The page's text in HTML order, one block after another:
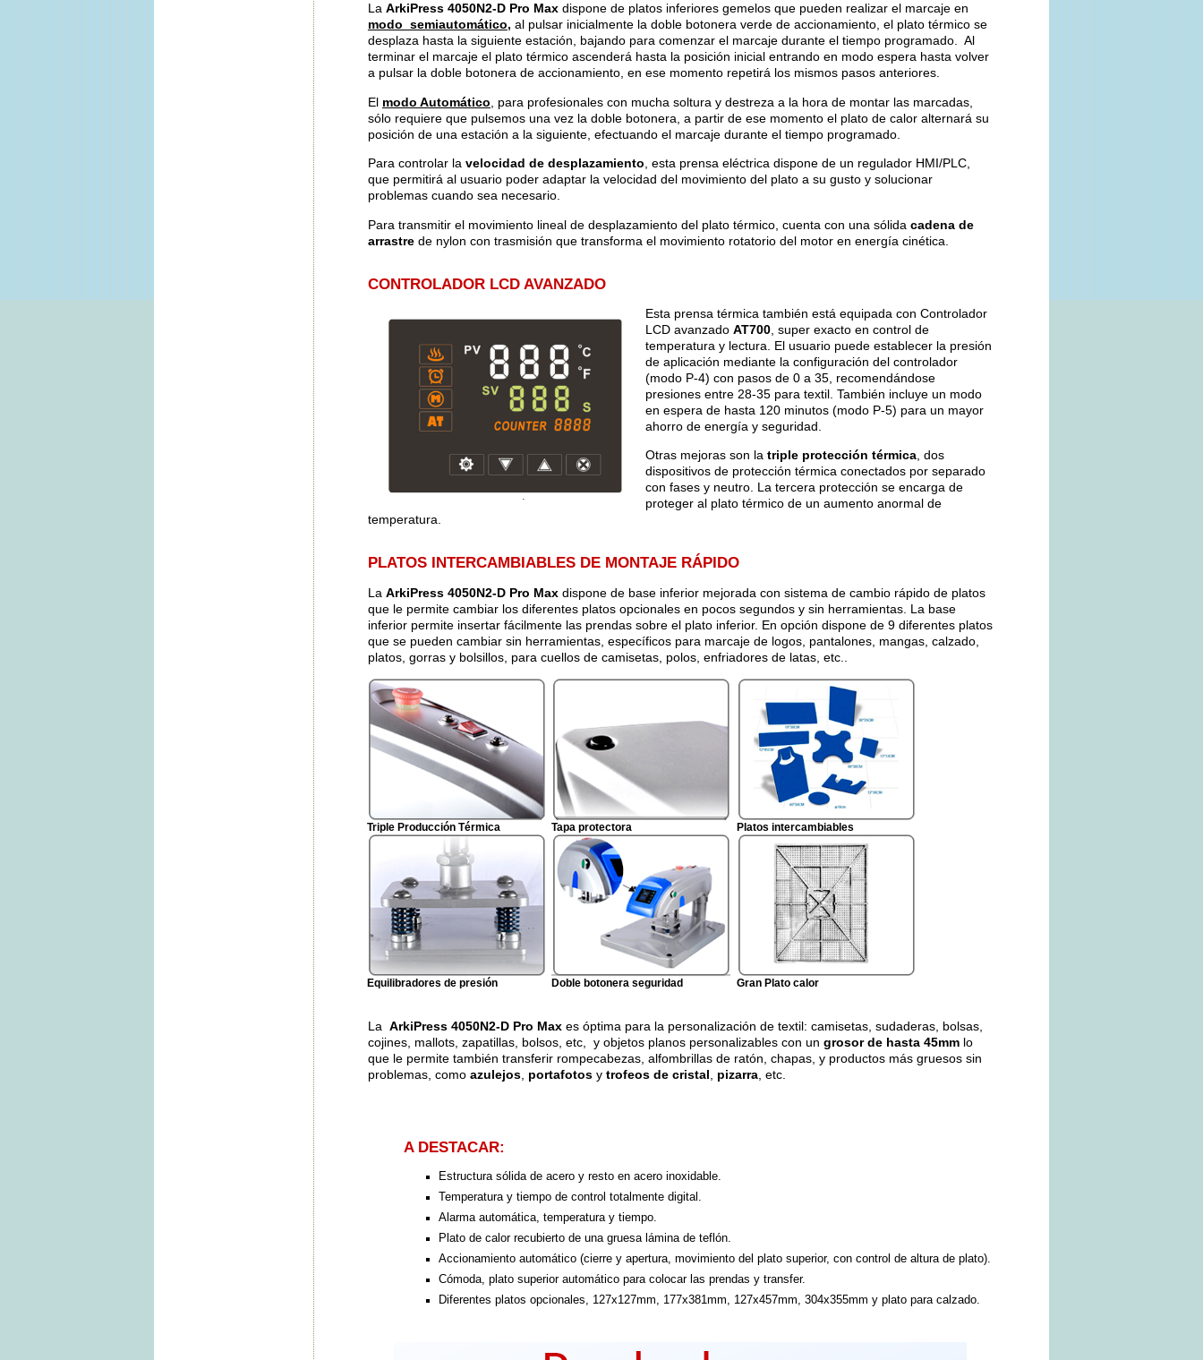
La ArkiPress 4050N2-D Pro Maxdispone de platos inferiores gemelos que pueden realizar el marcaje en
modo semiautomático, al pulsar inicialmente la doble botonera verde de accionamiento, el plato térmico se
desplaza hasta la siguiente estación, bajando para comenzar el marcaje durante el tiempo programado. Al
terminar el marcaje el plato térmico ascenderá hasta la posición inicial entrando en modo espera hasta volver
a pulsar la doble botonera de accionamiento, en ese momento repetirá los mismos pasos anteriores.
El modo Automático , para profesionales con mucha soltura y destreza a la hora de montar las marcadas,
sólo requiere que pulsemos una vez la doble botonera, a partir de ese momento el plato de calor alternará su
posición de una estación a la siguiente, efectuando el marcaje durante el tiempo programado.
Para controlar la velocidad de desplazamiento , esta prensa eléctrica dispone de un regulador HMI/PLC,
que permitirá al usuario poder adaptar la velocidad del movimiento del plato a su gusto y solucionar
problemas cuando sea necesario.
Para transmitir el movimiento lineal de desplazamiento del plato térmico, cuenta con una sólida cadena de
arrastrede nylon con trasmisión que transforma el movimiento rotatorio del motor en energía cinética.
CONTROLADOR LCD AVANZADO
Esta prensa térmica también está equipada con Controlador
LCD avanzado AT700, super exacto en control de
temperatura y lectura. El usuario puede establecer la presión
de aplicación mediante la configuración del controlador
(modo P-4) con pasos de 0 a 35, recomendándose
presiones entre 28-35 para textil. También incluye un modo
en espera de hasta 120 minutos (modo P-5) para un mayor
ahorro de energía y seguridad.
Otras mejoras son latriple protección térmica, dos
dispositivos de protección térmica conectados por separado
con fases y neutro. La tercera protección se encarga de
proteger al plato térmico de un aumento anormal de
temperatura.
PLATOS INTERCAMBIABLES DE MONTAJE RÁPIDO
La ArkiPress 4050N2-D Pro Maxdispone de base inferior mejorada con sistema de cambio rápido de platos
que le permite cambiar los diferentes platos opcionales en pocos segundos y sin herramientas. La base
inferior permite insertar fácilmente las prendas sobre el plato inferior. En opción dispone de 9 diferentes platos
que se pueden cambiar sin herramientas, específicos para marcaje de logos, pantalones, mangas, calzado,
platos, gorras y bolsillos, para cuellos de camisetas, polos, enfriadores de latas, etc..
Triple Producción Térmica Tapa protectora Platos intercambiables
Equilibradores de presión Doble botonera seguridad Gran Plato calor
La ArkiPress 4050N2-D Pro Maxes óptima para la personalización de textil: camisetas, sudaderas, bolsas,
cojines, mallots, zapatillas, bolsos, etc, y objetos planos personalizables con un grosor de hasta 45mm lo
que le permite también transferir rompecabezas, alfombrillas de ratón, chapas, y productos más gruesos sin
problemas, como azulejos, portafotosy trofeos de cristal, pizarra, etc.
A DESTACAR:
Estructura sólida de acero y resto en acero inoxidable.
Temperatura y tiempo de control totalmente digital.
Alarma automática, temperatura y tiempo.
Plato de calor recubierto de una gruesa lámina de teflón.
Accionamiento automático (cierre y apertura, movimiento del plato superior, con control de altura de plato).
Cómoda, plato superior automático para colocar las prendas y transfer.
Diferentes platos opcionales, 127x127mm, 177x381mm, 127x457mm, 304x355mm y plato para calzado.